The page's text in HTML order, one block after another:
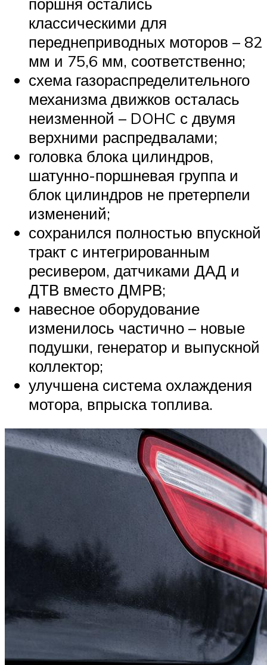
классическими для
переднеприводных моторов – 82
мм и 75,6 мм, соответственно;
схема газораспределительного
механизма движков осталась
неизменной – DOHC с двумя
верхними распредвалами;
головка блока цилиндров,
шатунно-поршневая группа и
блок цилиндров не претерпели
изменений;
сохранился полностью впускной
тракт с интегрированным
ресивером, датчиками ДАД и
ДТВ вместо ДМРВ;
навесное оборудование
изменилось частично – новые
подушки, генератор и выпускной
коллектор;
улучшена система охлаждения
мотора, впрыска топлива.